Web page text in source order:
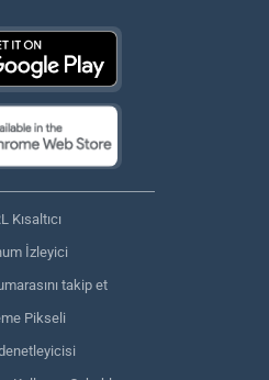
Kısaltıcı
İzleyici
takip et
Pikseli